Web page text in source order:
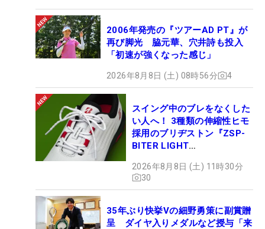
2006年発売の『ツアーAD PT』が
再び脚光 脇元華、穴井詩も投入
「初速が強くなった感じ」
2026年8月8日 (土) 08時56分 4
スイング中のブレをなくした
い人へ！ 3種類の伸縮性ヒモ
採用のブリヂストン『ZSP-
BITER LIGHT
ュー
2026年8月8日 (土) 11時30分
30
35年ぶり快挙Vの細野勇策に副賞贈
呈 ダイヤ入りメダルなど授与「来